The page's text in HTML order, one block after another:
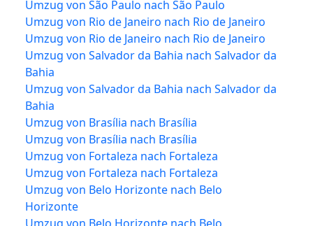
Umzug von São Paulo nach São Paulo
Umzug von Rio de Janeiro nach Rio de Janeiro
Umzug von Rio de Janeiro nach Rio de Janeiro
Umzug von Salvador da Bahia nach Salvador da
Bahia
Umzug von Salvador da Bahia nach Salvador da
Bahia
Umzug von Brasília nach Brasília
Umzug von Brasília nach Brasília
Umzug von Fortaleza nach Fortaleza
Umzug von Fortaleza nach Fortaleza
Umzug von Belo Horizonte nach Belo
Horizonte